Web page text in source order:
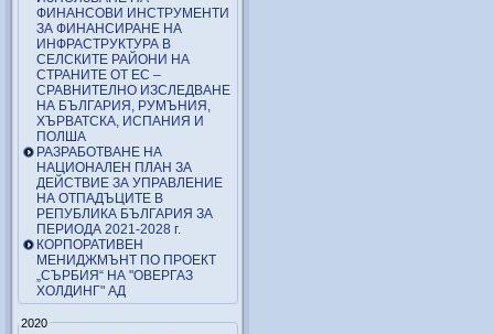
ФИНАНСОВИ ИНСТРУМЕНТИ
ЗА ФИНАНСИРАНЕ НА
ИНФРАСТРУКТУРА В
СЕЛСКИТЕ РАЙОНИ НА
СТРАНИТЕ ОТ ЕС –
СРАВНИТЕЛНО ИЗСЛЕДВАНЕ
НА БЪЛГАРИЯ, РУМЪНИЯ,
ХЪРВАТСКА, ИСПАНИЯ И
ПОЛША
РАЗРАБОТВАНЕ НА
НАЦИОНАЛЕН ПЛАН ЗА
ДЕЙСТВИЕ ЗА УПРАВЛЕНИЕ
НА ОТПАДЪЦИТЕ В
РЕПУБЛИКА БЪЛГАРИЯ ЗА
ПЕРИОДА 2021-2028 г.
КОРПОРАТИВЕН
МЕНИДЖМЪНТ ПО ПРОЕКТ
„СЪРБИЯ“ НА "ОВЕРГАЗ
ХОЛДИНГ" АД
2020